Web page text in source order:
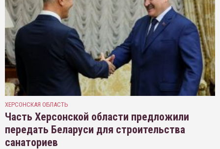
ХЕРСОНСКАЯ ОБЛАСТЬ
Часть Херсонской области предложили
передать Беларуси для строительства
санаториев